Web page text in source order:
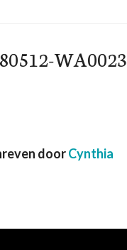
WA0023
doorCynthia